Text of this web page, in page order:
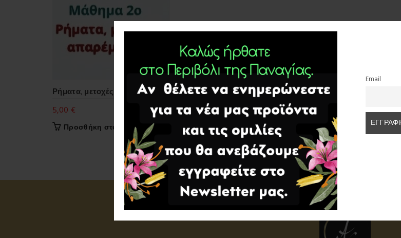
Email
Ρήματα, μετοχές, απαρέμφατα.
5,00 €
Προσθήκη στο καλάθι